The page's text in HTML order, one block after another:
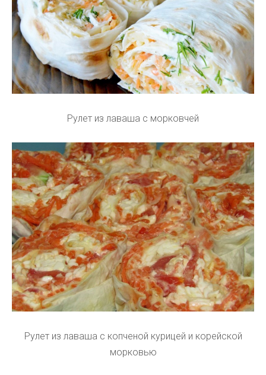
Рулет из лаваша с морковчей
Рулет из лаваша с копченой курицей и корейской
морковью